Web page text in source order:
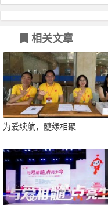
相关文章
为爱续航，髓缘相聚